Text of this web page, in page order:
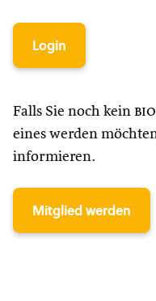
Login
Falls Sie noch kein
eines werden
informieren.
Mitglied werden